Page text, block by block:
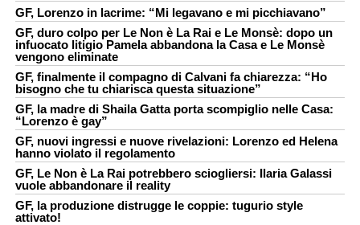
GF, Lorenzo in lacrime: “Mi legavano e mi picchiavano”
GF, duro colpo per Le Non è La Rai e Le Monsè: dopo un
infuocato litigio Pamela abbandona la Casa e Le Monsè
vengono eliminate
GF, finalmente il compagno di Calvani fa chiarezza: “Ho
bisogno che tu chiarisca questa situazione”
GF, la madre di Shaila Gatta porta scompiglio nelle Casa:
“Lorenzo è gay”
GF, nuovi ingressi e nuove rivelazioni: Lorenzo ed Helena
hanno violato il regolamento
GF, Le Non è La Rai potrebbero sciogliersi: Ilaria Galassi
vuole abbandonare il reality
GF, la produzione distrugge le coppie: tugurio style
attivato!